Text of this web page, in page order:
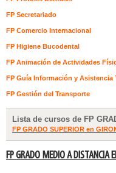
FP Secretariado
FP Comercio Internacional
FP Higiene Bucodental
FP Animación de Actividades
FP Guía Información y Asistencia
FP Gestión del Transporte
Lista de cursos de FP
FP GRADO SUPERIOR en
FP GRADO MEDIO A DISTANCIA